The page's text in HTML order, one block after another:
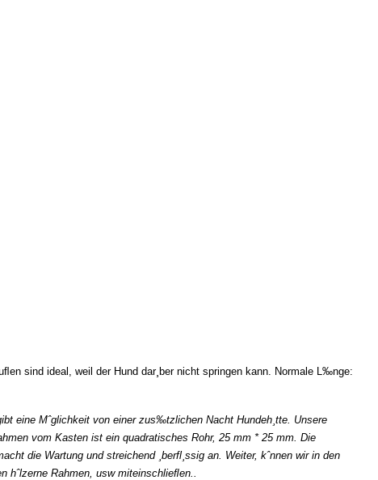
sind ideal, weil der Hund dar¸ber nicht springen kann. Normale L‰nge:
eine Mˆglichkeit von einer zus‰tzlichen Nacht Hundeh¸tte. Unsere
vom Kasten ist ein quadratisches Rohr, 25 mm * 25 mm. Die
die Wartung und streichend ¸berfl¸ssig an. Weiter, kˆnnen wir in den
Rahmen, usw miteinschlieﬂen..